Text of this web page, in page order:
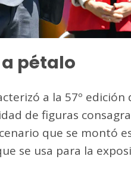
pétalo
a la 57º
de figuras
que se montó
se usa para la